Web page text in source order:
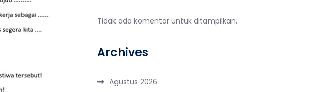
Tidak ada komentar untuk ditampilkan.
Archives
Agustus 2026